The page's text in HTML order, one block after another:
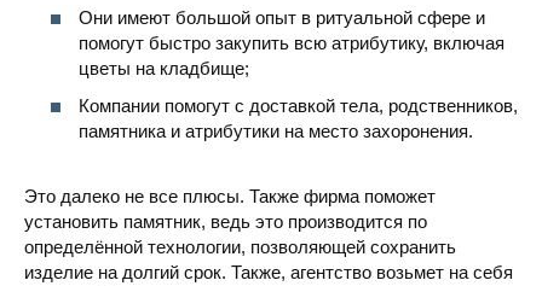
Они имеют большой опыт в ритуальной сфере и
помогут быстро закупить всю атрибутику, включая
цветы на кладбище;
Компании помогут с доставкой тела, родственников,
памятника и атрибутики на место захоронения.
Это далеко не все плюсы. Также фирма поможет
установить памятник, ведь это производится по
определённой технологии, позволяющей сохранить
изделие на долгий срок. Также, агентство возьмет на себя